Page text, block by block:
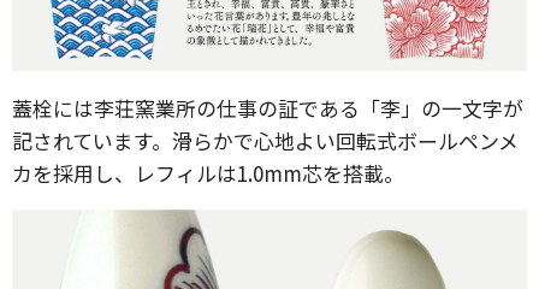
蓋栓には李荘窯業所の仕事の証である「李」の一文字が
記されています。滑らかで心地よい回転式ボールペンメ
カを採用し、レフィルは1.0mm芯を搭載。